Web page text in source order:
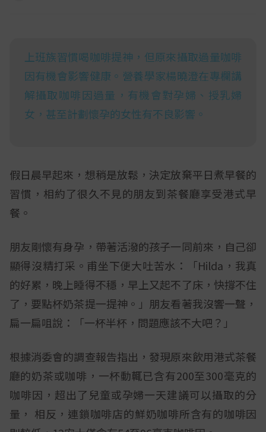
上班族習慣喝咖啡提神，但原來攝取過量咖啡
因有機會影響健康。營養學家楊曉澄在專欄講
解攝取咖啡因過量，有機會對孕婦、授乳婦
女，甚至計劃懷孕的女性有不良影響。
假日晨早起來，想稍是放鬆，決定放棄平日煮早餐的
習慣，相約了很久不見的朋友到茶餐廳享受港式早
餐。
朋友剛懷有身孕，帶著活潑的孩子一同前來，自己卻
顯得沒精打采。甫坐下便大吐苦水：「Hilda，我真
的好累，晚上睡得不穩，早上又起不了床，快撐不住
了，要點杯奶茶提一提神。」朋友看著我沒響一聲，
扁一扁咀說：「一杯半杯，問題應該不大吧？」
根據消委會的調查報告指出，發現原來飲用港式茶餐
廳的奶茶或咖啡，一杯動輒已含有200至300毫克的
咖啡因，超出了兒童或孕婦一天建議可以攝取的分
量， 相反，連鎖咖啡店的鮮奶咖啡所含有的咖啡因